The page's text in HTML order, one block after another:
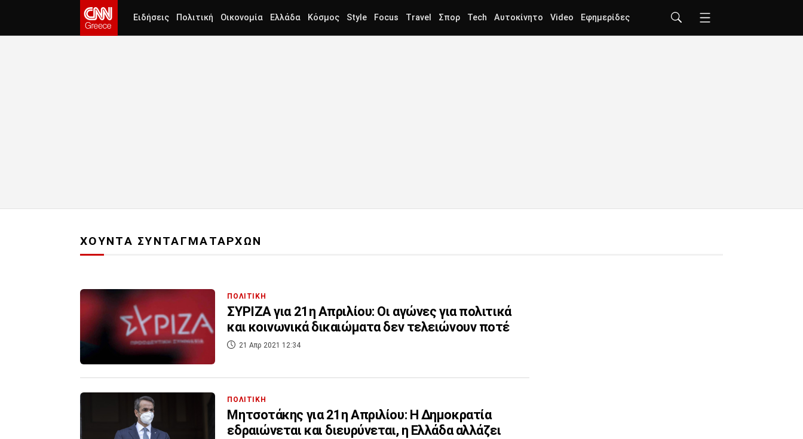
Ειδήσεις Πολιτική Οικονομία Ελλάδα Κόσμος Style Focus Travel Σπορ Tech Αυτοκίνητο Video Εφημερίδες
ΧΟΥΝΤΑ ΣΥΝΤΑΓΜΑΤΑΡΧΩΝ
ΠΟΛΙΤΙΚΗ
ΣΥΡΙΖΑ για 21η Απριλίου: Οι αγώνες για πολιτικά
και κοινωνικά δικαιώματα δεν τελειώνουν ποτέ
21 Απρ 2021 12:34
ΠΟΛΙΤΙΚΗ
Μητσοτάκης για 21η Απριλίου: Η Δημοκρατία
εδραιώνεται και διευρύνεται, η Ελλάδα αλλάζει